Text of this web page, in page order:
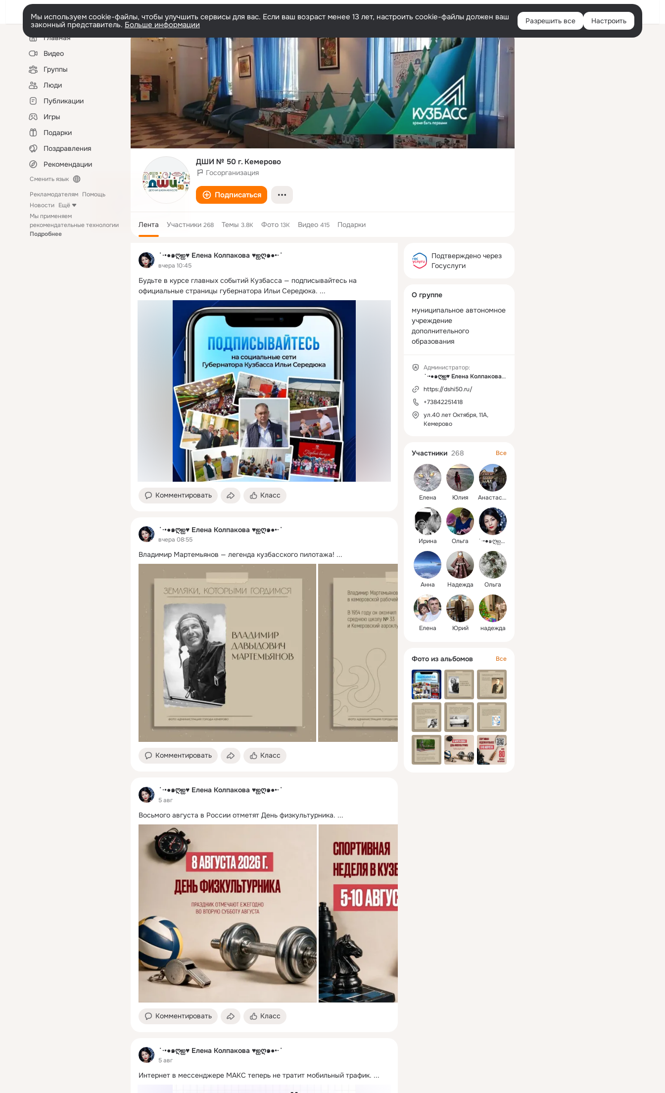
Войти
Мы используем cookie-файлы, чтобы улучшить сервисы для вас. Если ваш возраст менее 13 лет, настроить cookie-файлы должен ваш
законный представитель. Больше информации Разрешить все Настроить
Левая
колонкаГлавная
Видео
Группы
Люди
Публикации
Игры
Подарки
Поздравления
Рекомендации
Сменить язык
Рекламодателям Помощь
Новости Ещё
Мы применяем
рекомендательные технологии
Подробнее
ДШИ № 50 г. Кемерово
Госорганизация
Подписаться
Лента Участники 268 Темы 3.8K Фото 13K Видео 415 Подарки
˙·•●๑ღஐ♥ Елена Колпакова ♥ஐღ๑●•·˙
вчера 10:45
Будьте в курсе главных событий Кузбасса — подписывайтесь на
официальные страницы губернатора Ильи Середюка. ...
Комментировать Класс
˙·•●๑ღஐ♥ Елена Колпакова ♥ஐღ๑●•·˙
вчера 08:55
Владимир Мартемьянов — легенда кузбасского пилотажа! ...
Комментировать Класс
˙·•●๑ღஐ♥ Елена Колпакова ♥ஐღ๑●•·˙
5 авг
Восьмого августа в России отметят День физкультурника. ...
Комментировать Класс
˙·•●๑ღஐ♥ Елена Колпакова ♥ஐღ๑●•·˙
5 авг
Интернет в мессенджере МАКС теперь не тратит мобильный трафик. ...
колонка
Подтверждено через
Госуслуги
О группе
муниципальное автономное
учреждение
дополнительного
образования
Администратор:
˙·•●๑ღஐ♥ Елена Колпакова ♥ஐღ๑●•·˙
https://dshi50.ru/
+73842251418
ул.40 лет Октября, 11А,
Кемерово
Участники 268 Все
Елена Юлия Анастасия
Ирина Ольга ˙·•●๑ღஐ♥ Елена
Анна Надежда Ольга
Елена Юрий надежда
Фото из альбомов Все